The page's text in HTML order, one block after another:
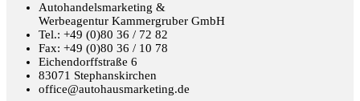
Autohandelsmarketing &
Werbeagentur Kammergruber GmbH
Tel.: +49 (0)80 36 / 72 82
Fax: +49 (0)80 36 / 10 78
Eichendorffstraße 6
83071 Stephanskirchen
office@autohausmarketing.de